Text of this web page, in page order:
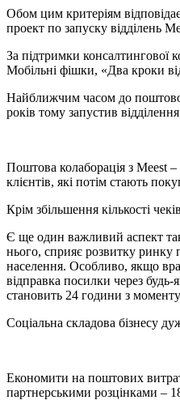
Обом цим критеріям
проект по запуску відділень
За підтримки
Мобільні фішки, «Два кроки
Найближчим часом до
років тому запустив
Поштова колаборація з Meest
клієнтів, які потім стають
Крім збільшення кількості
Є ще один важливий аспект
нього, сприяє розвитку ринку
населення. Особливо, якщо
відправка посилки через
становить 24 години з
Соціальна складова бізнесу
Економити на поштових
партнерськими розцінками –